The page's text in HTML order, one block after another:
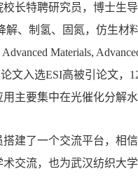
长特聘研究员，博士生
解、制氢、固氮，仿生
Materials,
文入选ESI高被引论文
主要集中在光催化分解
建了一个交流平台，相
交流，也为武汉纺织大